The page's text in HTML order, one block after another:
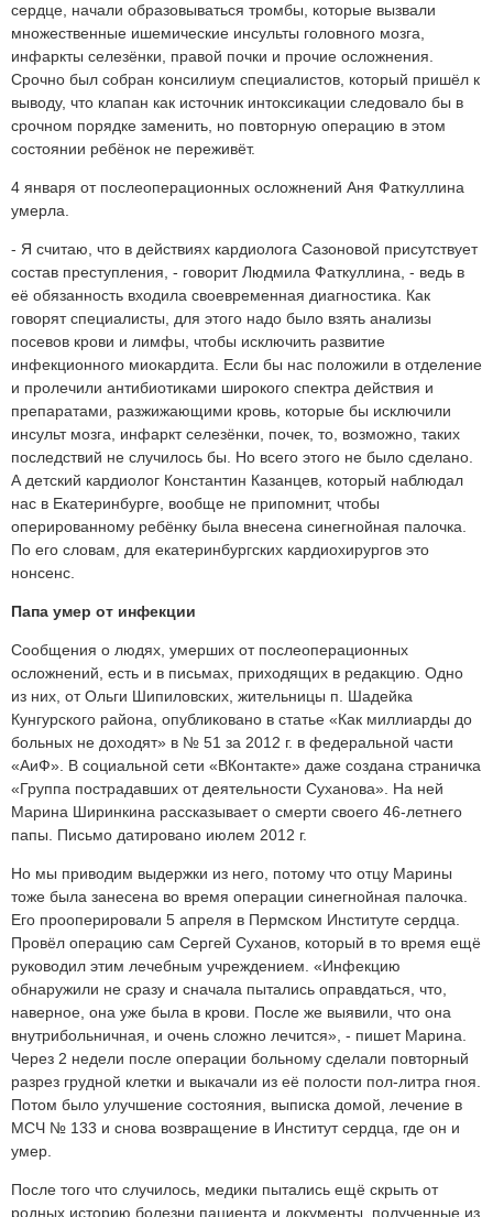
сердце, начали образовываться тромбы, которые вызвали
множественные ишемические инсульты головного мозга,
инфаркты селезёнки, правой почки и прочие осложнения.
Срочно был собран консилиум специалистов, который пришёл к
выводу, что клапан как источник интоксикации следовало бы в
срочном порядке заменить, но повторную операцию в этом
состоянии ребёнок не переживёт.
4 января от послеоперационных осложнений Аня Фаткуллина
умерла.
- Я считаю, что в действиях кардиолога Сазоновой присутствует
состав преступления, - говорит Людмила Фаткуллина, - ведь в
её обязанность входила своевременная диагностика. Как
говорят специалисты, для этого надо было взять анализы
посевов крови и лимфы, чтобы исключить развитие
инфекционного миокардита. Если бы нас положили в отделение
и пролечили антибиотиками широкого спектра действия и
препаратами, разжижающими кровь, которые бы исключили
инсульт мозга, инфаркт селезёнки, почек, то, возможно, таких
последствий не случилось бы. Но всего этого не было сделано.
А детский кардиолог Константин Казанцев, который наблюдал
нас в Екатеринбурге, вообще не припомнит, чтобы
оперированному ребёнку была внесена синегнойная палочка.
По его словам, для екатеринбургских кардиохирургов это
нонсенс.
Папа умер от инфекции
Сообщения о людях, умерших от послеоперационных
осложнений, есть и в письмах, приходящих в редакцию. Одно
из них, от Ольги Шипиловских, жительницы п. Шадейка
Кунгурского района, опубликовано в статье «Как миллиарды до
больных не доходят» в № 51 за 2012 г. в федеральной части
«АиФ». В социальной сети «ВКонтакте» даже создана страничка
«Группа пострадавших от деятельности Суханова». На ней
Марина Ширинкина рассказывает о смерти своего 46-летнего
папы. Письмо датировано июлем 2012 г.
Но мы приводим выдержки из него, потому что отцу Марины
тоже была занесена во время операции синегнойная палочка.
Его прооперировали 5 апреля в Пермском Институте сердца.
Провёл операцию сам Сергей Суханов, который в то время ещё
руководил этим лечебным учреждением. «Инфекцию
обнаружили не сразу и сначала пытались оправдаться, что,
наверное, она уже была в крови. После же выявили, что она
внутрибольничная, и очень сложно лечится», - пишет Марина.
Через 2 недели после операции больному сделали повторный
разрез грудной клетки и выкачали из её полости пол-литра гноя.
Потом было улучшение состояния, выписка домой, лечение в
МСЧ № 133 и снова возвращение в Институт сердца, где он и
умер.
После того что случилось, медики пытались ещё скрыть от
родных историю болезни пациента и документы, полученные из